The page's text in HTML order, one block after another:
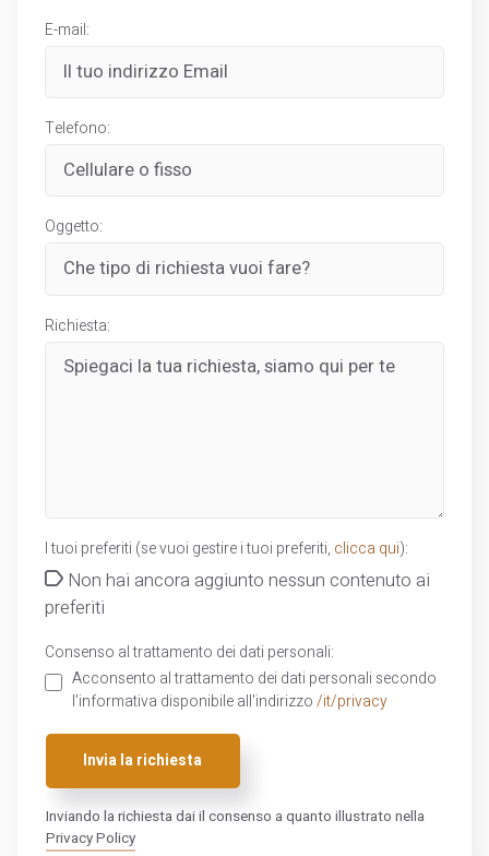
E-mail:
Telefono:
Oggetto:
Richiesta:
I tuoi preferiti (se vuoi gestire i tuoi preferiti, clicca qui):
Non hai ancora aggiunto nessun contenuto ai
preferiti
Consenso al trattamento dei dati personali:
Acconsento al trattamento dei dati personali secondo
l'informativa disponibile all'indirizzo /it/privacy
Invia la richiesta
Inviando la richiesta dai il consenso a quanto illustrato nella
Privacy Policy